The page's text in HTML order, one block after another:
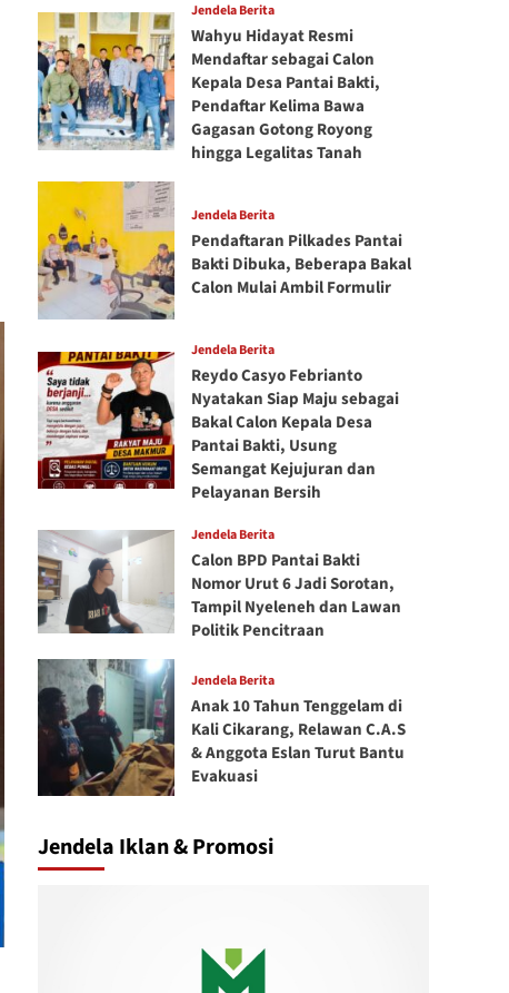
Jendela Berita
Wahyu Hidayat Resmi
Mendaftar sebagai Calon
Kepala Desa Pantai Bakti,
Pendaftar Kelima Bawa
Gagasan Gotong Royong
hingga Legalitas Tanah
Jendela Berita
Pendaftaran Pilkades Pantai
Bakti Dibuka, Beberapa Bakal
Calon Mulai Ambil Formulir
Jendela Berita
Reydo Casyo Febrianto
Nyatakan Siap Maju sebagai
Bakal Calon Kepala Desa
Pantai Bakti, Usung
Semangat Kejujuran dan
Pelayanan Bersih
Jendela Berita
Calon BPD Pantai Bakti
Nomor Urut 6 Jadi Sorotan,
Tampil Nyeleneh dan Lawan
Politik Pencitraan
Jendela Berita
Anak 10 Tahun Tenggelam di
Kali Cikarang, Relawan C.A.S
& Anggota Eslan Turut Bantu
Evakuasi
Jendela Iklan & Promosi